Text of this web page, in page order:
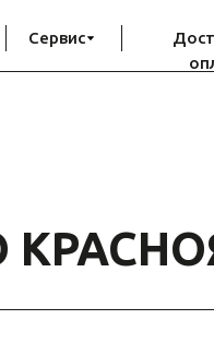
Сервис